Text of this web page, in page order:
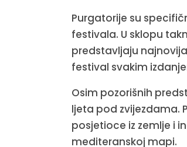
Purgatorije su
festivala. U sklopu
predstavljaju
festival svakim
Osim pozorišnih
ljeta pod zvijezdama.
posjetioce iz zemlje i
mediteranskoj mapi.